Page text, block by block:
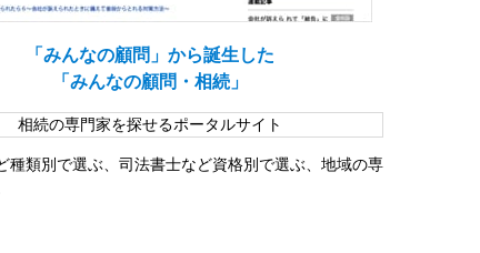
「みんなの顧問」から誕生した
「みんなの顧問・相続」
相続の専門家を探せるポータルサイト
種類別で選ぶ、司法書士など資格別で選ぶ、地域の専